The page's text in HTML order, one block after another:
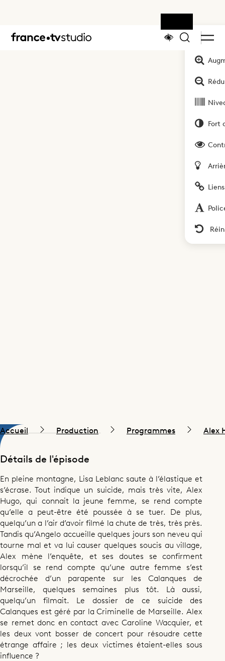
Fort
Accueil
Accueil Production Programmes Alex
Détails de l'épisode
En pleine montagne, Lisa Leblanc saute à l’élastique et
s’écrase. Tout indique un suicide, mais très vite, Alex
Hugo, qui connait la jeune femme, se rend compte
qu’elle a peut-être été poussée à se tuer. De plus,
quelqu’un a l’air d’avoir filmé la chute de très, très près.
Tandis qu’Angelo accueille quelques jours son neveu qui
tourne mal et va lui causer quelques soucis au village,
Alex mène l’enquête, et ses doutes se confirment
lorsqu’il se rend compte qu’une autre femme s’est
décrochée d’un parapente sur les Calanques de
Marseille, quelques semaines plus tôt. Là aussi,
quelqu’un filmait. Le dossier de ce suicide des
Calanques est géré par la Criminelle de Marseille. Alex
se remet donc en contact avec Caroline Wacquier, et
les deux vont bosser de concert pour résoudre cette
étrange affaire ; les deux victimes étaient-elles sous
influence ?